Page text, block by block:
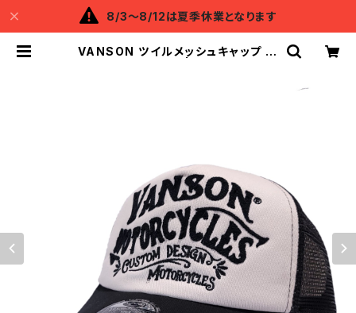
8/3～8/12は夏季休業となります
VANSON ツイルメッシュキャップ W